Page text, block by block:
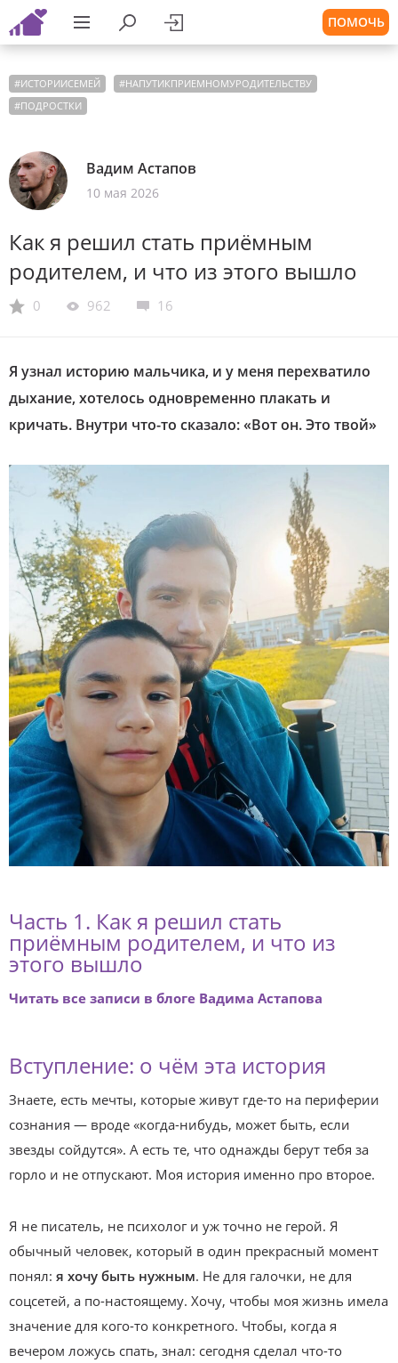
ПОМОЧЬ
#ИСТОРИИСЕМЕЙ #НАПУТИКПРИЕМНОМУРОДИТЕЛЬСТВУ
#ПОДРОСТКИ
Вадим Астапов
10 мая 2026
Как я решил стать приёмным
родителем, и что из этого вышло
0 962 16
Я узнал историю мальчика, и у меня перехватило
дыхание, хотелось одновременно плакать и
кричать. Внутри что-то сказало: «Вот он. Это твой»
Часть 1. Как я решил стать
приёмным родителем, и что из
этого вышло
Читать все записи в блоге Вадима Астапова
Вступление: о чём эта история
Знаете, есть мечты, которые живут где-то на периферии
сознания — вроде «когда-нибудь, может быть, если
звезды сойдутся». А есть те, что однажды берут тебя за
горло и не отпускают. Моя история именно про второе.
Я не писатель, не психолог и уж точно не герой. Я
обычный человек, который в один прекрасный момент
понял: я хочу быть нужным. Не для галочки, не для
соцсетей, а по-настоящему. Хочу, чтобы моя жизнь имела
значение для кого-то конкретного. Чтобы, когда я
вечером ложусь спать, знал: сегодня сделал что-то